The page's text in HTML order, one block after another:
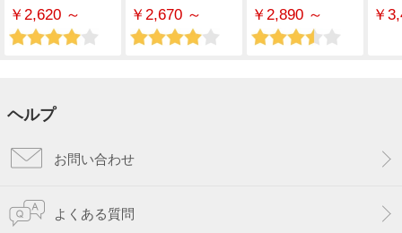
￥2,620 ～ ￥2,670 ～ ￥2,890 ～ ￥
ヘルプ
お問い合わせ
よくある質問